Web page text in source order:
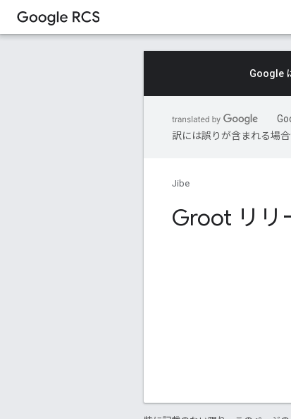
Google
訳には誤りが含まれる場合
Jibe
Groot リリ